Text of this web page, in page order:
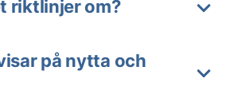
riktlinjer om?
på nytta och